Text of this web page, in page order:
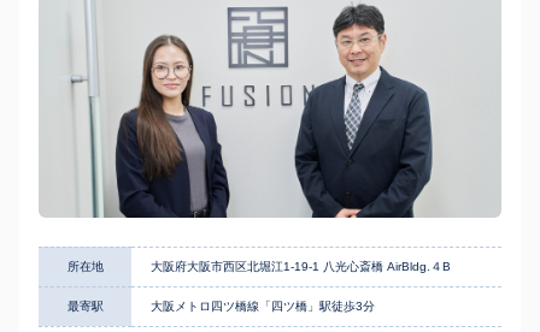
所在地 大阪府大阪市西区北堀江1-19-1 八光心斎橋 AirBldg.４B
最寄駅 大阪メトロ四ツ橋線「四ツ橋」駅徒歩3分